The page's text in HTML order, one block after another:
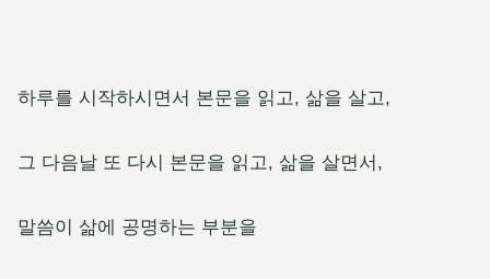
하루를 시작하시면서 본문을 읽고, 삶을 살고,
그 다음날 또 다시 본문을 읽고, 삶을 살면서,
말씀이 삶에 공명하는 부분을